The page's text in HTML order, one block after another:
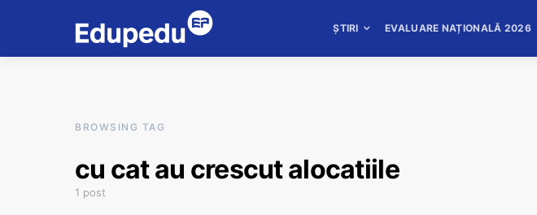
ȘTIRI EVALUARE NAȚIONALĂ 2026
BROWSING TAG
cu cat au crescut alocatiile
1 post